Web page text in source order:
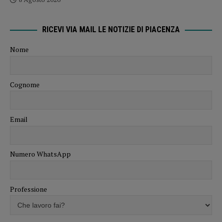
RICEVI VIA MAIL LE NOTIZIE DI PIACENZA
Nome
Cognome
Email
Numero WhatsApp
Professione